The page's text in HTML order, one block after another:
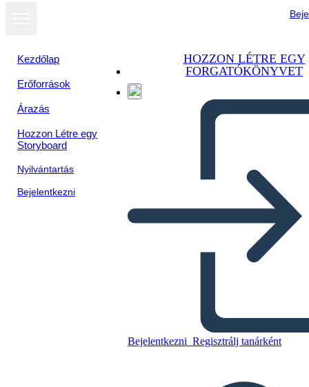
Kezdőlap
Erőforrások
Árazás
Hozzon Létre egy
Storyboard
Nyilvántartás
Bejelentkezni
HOZZON LÉTRE EGY
FORGATÓKÖNYVET
Bejelentkezni Regisztrálj tanárként
Antica Roma UVA Grafico
Megtekintés
diavetítésként